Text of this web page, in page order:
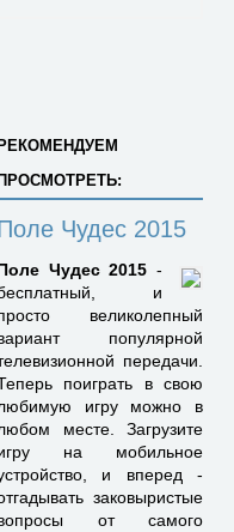
Чудес 2015
Чудес 2015 -
и
великолепный
популярной
передачи.
поиграть в свою
игру можно в
месте. Загрузите
на мобильное
и вперед -
заковыристые
от самого